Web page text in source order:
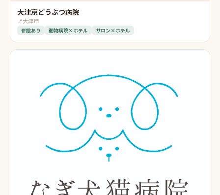
大津京どうぶつ病院
📍大津市
併設あり 動物病院×ホテル サロン×ホテル